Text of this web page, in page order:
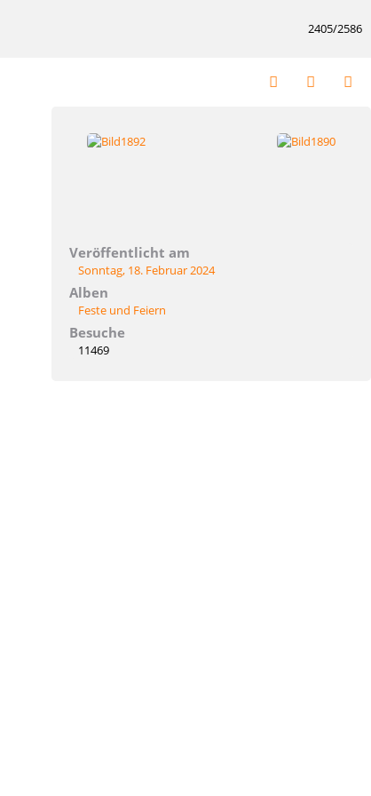
2405/2586
Veröffentlicht am
Sonntag, 18. Februar 2024
Alben
Feste und Feiern
Besuche
11469